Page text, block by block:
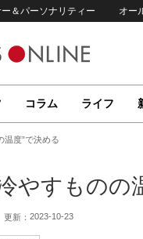
＆パーソナリティー オー
コラム ライフ
温度”で決める
やすものの
更新： 2023-10-23